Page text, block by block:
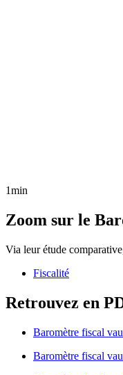
1min
Zoom sur le
Via leur étude
Fiscalité
Retrouvez en
Baromètre fiscal
Baromètre fiscal